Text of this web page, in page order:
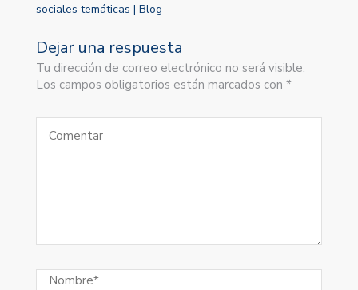
sociales temáticas | Blog
Dejar una respuesta
Tu dirección de correo electrónico no será visible.
Los campos obligatorios están marcados con *